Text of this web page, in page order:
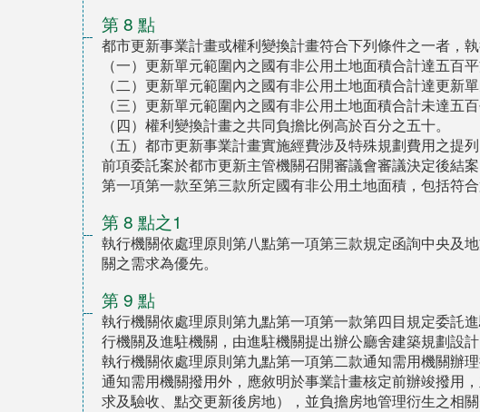
第 8 點
都市更新事業計畫或權利變換計畫符合下列條件之一者，
（一）更新單元範圍內之國有非公用土地面積合計達五百平
（二）更新單元範圍內之國有非公用土地面積合計達更新
（三）更新單元範圍內之國有非公用土地面積合計未達五
（四）權利變換計畫之共同負擔比例高於百分之五十。
（五）都市更新事業計畫實施經費涉及特殊規劃費用之提
前項委託案於都市更新主管機關召開審議會審議決定後結
第一項第一款至第三款所定國有非公用土地面積，包括符
第 8 點之1
執行機關依處理原則第八點第一項第三款規定函詢中央及
關之需求為優先。
第 9 點
執行機關依處理原則第九點第一項第一款第四目規定委託
行機關及進駐機關，由進駐機關提出辦公廳舍建築規劃設
執行機關依處理原則第九點第一項第二款通知需用機關辦
通知需用機關撥用外，應敘明於事業計畫核定前辦竣撥用
求及驗收、點交更新後房地），並負擔房地管理衍生之相關